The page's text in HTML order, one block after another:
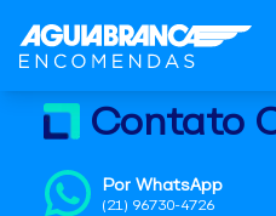
Contato
Por WhatsApp
(21) 96730-4726